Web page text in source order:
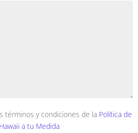
términos y condiciones de la Política de
a tu Medida